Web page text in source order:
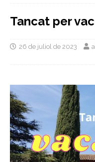
Tancat per
26 de juliol de 2023